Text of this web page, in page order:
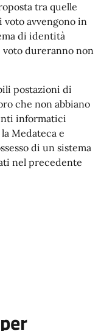
tra quelle
avvengono in
di identità
voto dureranno non
postazioni di
che non abbiano
informatici
Medateca e
di un sistema
nel precedente